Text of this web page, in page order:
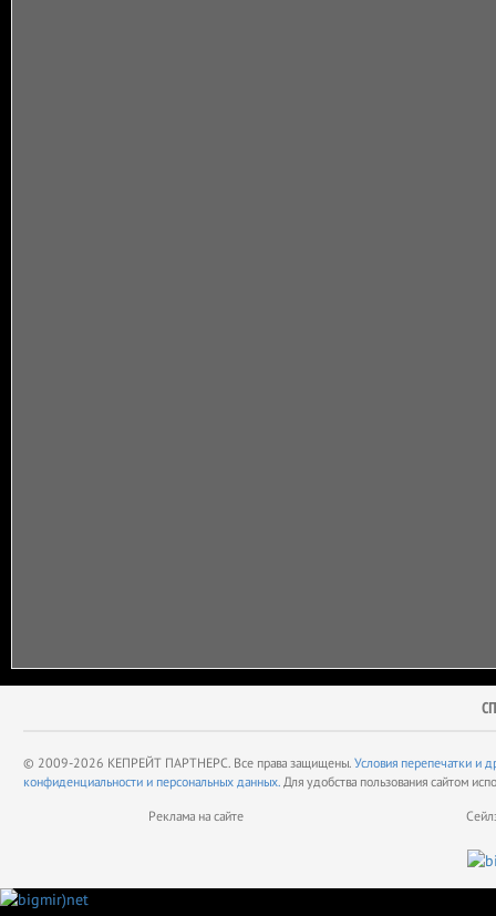
© 2009-2026 КЕПРЕЙТ ПАРТНЕРС. Все права защищены. Условия перепечатки и
конфиденциальности и персональных данных. Для удобства пользования сайтом
Реклама на сайте